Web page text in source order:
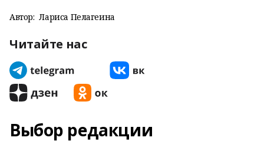
Автор: Лариса Пелагеина
Читайте нас
Выбор редакции